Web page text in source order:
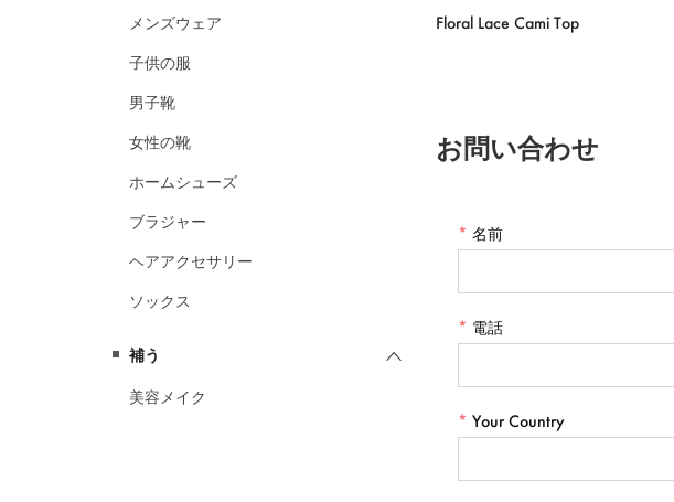
メンズウェア
子供の服
男子靴
女性の靴
ホームシューズ
ブラジャー
ヘアアクセサリー
ソックス
補う
美容メイク
Floral Lace Cami Top
お問い合わせ
* 名前
* 電話
* Your Country